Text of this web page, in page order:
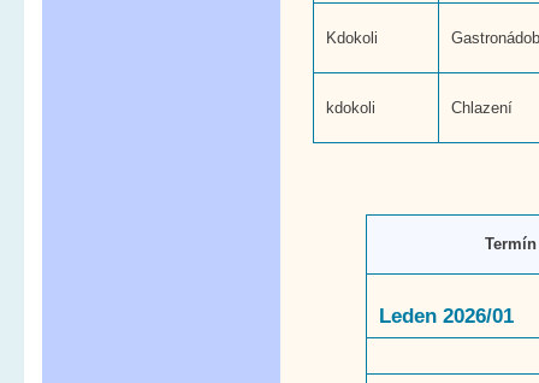
Kdokoli
kdokoli Chlazení
Termín
Leden 2026/01